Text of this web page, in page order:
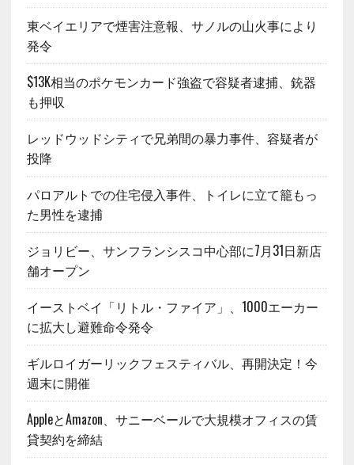
東ベイエリアで煙害注意報、サノルの山火事により
発令
$13K相当のポケモンカード強盗で容疑者逮捕、銃器
も押収
レッドウッドシティで兄弟間の暴力事件、容疑者が
投降
パロアルトでの住宅侵入事件、トイレに立て籠もっ
た男性を逮捕
ジョリビー、サンフランシスコ中心部に7月31日新店
舗オープン
イーストベイ「リトル・ファイア」、1000エーカー
に拡大し避難命令発令
ギルロイガーリックフェスティバル、再開決定！今
週末に開催
AppleとAmazon、サニーベールで大規模オフィスの賃
貸契約を締結